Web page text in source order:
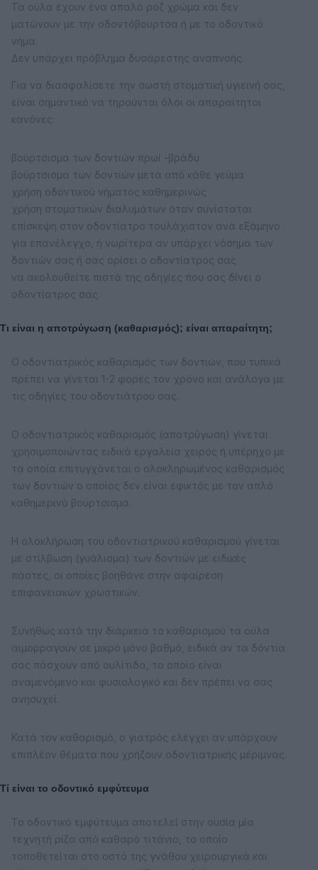
Τα ούλα έχουν ένα απαλό ροζ χρώμα και δεν
ματώνουν με την οδοντόβουρτσα ή με το οδοντικό
νήμα.
Δεν υπάρχει πρόβλημα δυσάρεστης αναπνοής.
Για να διασφαλίσετε την σωστή στοματική υγιεινή σας,
είναι σημαντικό να τηρούνται όλοι οι απαραίτητοι
κανόνες:
βούρτσισμα των δοντιών πρωί -βράδυ
βούρτσισμα των δοντιών μετά από κάθε γεύμα
χρήση οδοντικού νήματος καθημερινώς
χρήση στοματικών διαλυμάτων όταν συνίσταται
επίσκεψη στον οδοντίατρο τουλάχιστον ανά εξάμηνο
για επανέλεγχο, ή νωρίτερα αν υπάρχει νόσημα των
δοντιών σας ή σας ορίσει ο οδοντίατρος σας
να ακολουθείτε πιστά της οδηγίες που σας δίνει ο
οδοντίατρος σας.
Τι είναι η αποτρύγωση (καθαρισμός); είναι απαραίτητη;
Ο οδοντιατρικός καθαρισμός των δοντιών, που τυπικά
πρέπει να γίνεται 1-2 φορές τον χρόνο και ανάλογα με
τις οδηγίες του οδοντιάτρου σας.
Ο οδοντιατρικός καθαρισμός (αποτρύγωση) γίνεται
χρησιμοποιώντας ειδικά εργαλεία χειρός ή υπέρηχο με
τα οποία επιτυγχάνεται ο ολοκληρωμένος καθαρισμός
των δοντιών ο οποίος δεν είναι εφικτός με τον απλό
καθημερινό βούρτσισμα.
Η ολοκλήρωση του οδοντιατρικού καθαρισμού γίνεται
με στίλβωση (γυάλισμα) των δοντιών με ειδικές
πάστες, οι οποίες βοηθάνε στην αφαίρεση
επιφανειακών χρωστικών.
Συνήθως κατά την διάρκεια το καθαρισμού τα ούλα
αιμορραγούν σε μικρό μόνο βαθμό, ειδικά αν τα δόντια
σας πάσχουν από ουλίτιδα, το οποίο είναι
αναμενόμενο και φυσιολογικό και δεν πρέπει να σας
ανησυχεί.
Κατά τον καθαρισμό, ο γιατρός ελέγχει αν υπάρχουν
επιπλέον θέματα που χρήζουν οδοντιατρικής μέριμνας.
Τί είναι το οδοντικό εμφύτευμα
Το οδοντικό εμφύτευμα αποτελεί στην ουσία μία
τεχνητή ρίζα από καθαρό τιτάνιο, το οποίο
τοποθετείται στο οστό της γνάθου χειρουργικά και